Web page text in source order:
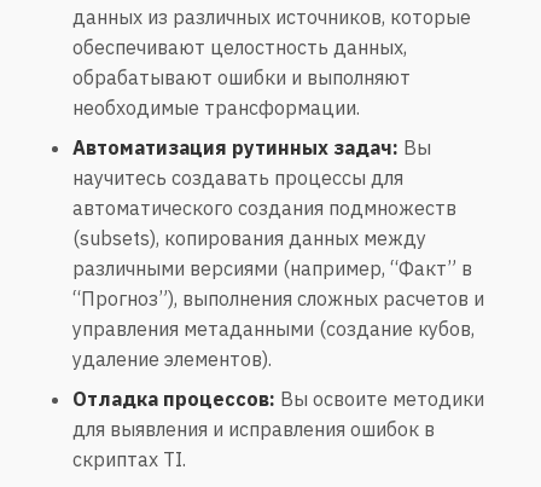
данных из различных источников, которые
обеспечивают целостность данных,
обрабатывают ошибки и выполняют
необходимые трансформации.
Автоматизация рутинных задач: Вы
научитесь создавать процессы для
автоматического создания подмножеств
(subsets), копирования данных между
различными версиями (например, “Факт” в
“Прогноз”), выполнения сложных расчетов и
управления метаданными (создание кубов,
удаление элементов).
Отладка процессов: Вы освоите методики
для выявления и исправления ошибок в
скриптах TI.